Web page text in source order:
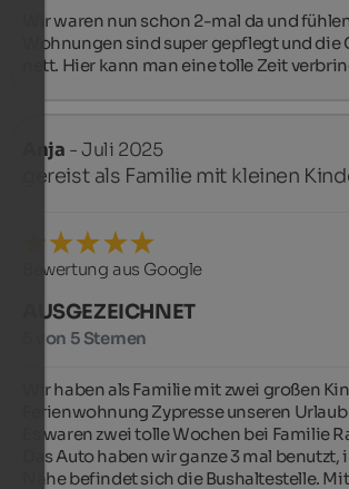
Wir waren nun schon 2-mal da und
Wohnungen sind super gepflegt und die
nett. Hier kann man eine tolle Zeit
Anja - Juli 2025
gereist als Familie mit kleinen
Bewertung aus Google
AUSGEZEICHNET
5 von 5 Sternen
Wir haben als Familie mit zwei großen
Ferienwohnung Zypresse unseren
Es waren zwei tolle Wochen bei Familie
Das Auto haben wir ganze 3 mal
Nähe befindet sich die Bushaltestelle.